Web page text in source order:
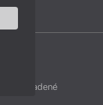
vyhradené